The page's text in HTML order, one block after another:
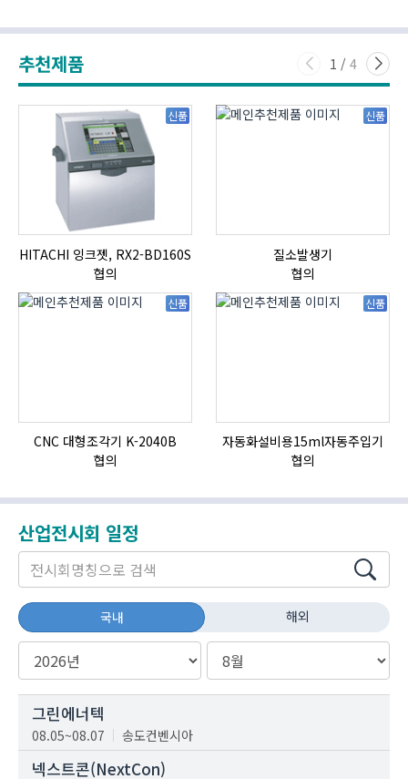
추천제품 1 / 4
신품
HITACHI 잉크젯, RX2-BD160S
협의
신품
질소발생기
협의
신품
CNC 대형조각기 K-2040B
협의
신품
자동화설비용15ml자동주입기
협의
산업전시회 일정
국내 해외
그린에너텍
08.05~08.07 송도컨벤시아
넥스트콘(NextCon)